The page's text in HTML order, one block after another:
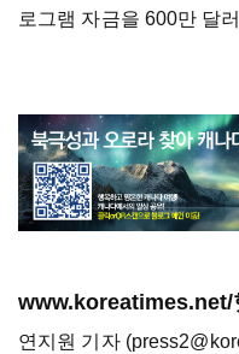
로그램 자금을 600만 달
www.koreatimes.net/
연지원 기자